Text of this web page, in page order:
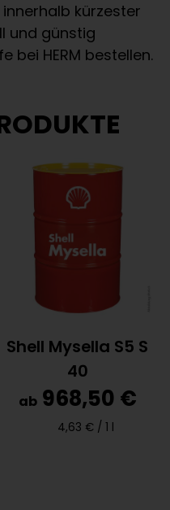
kürzester
und günstig
bei HERM bestellen.
Shell Mysella S5 S
40
ab 968,50 €
4,63 € / 1 l